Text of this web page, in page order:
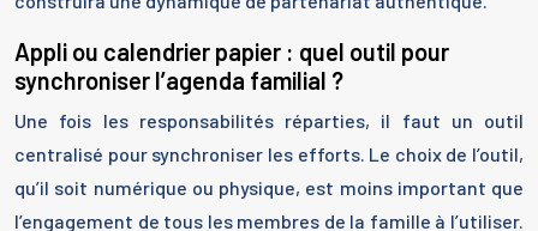
Appli ou calendrier papier : quel outil pour
synchroniser l’agenda familial ?
Une fois les responsabilités réparties, il faut un outil
centralisé pour synchroniser les efforts. Le choix de l’outil,
qu’il soit numérique ou physique, est moins important que
l’engagement de tous les membres de la famille à l’utiliser.